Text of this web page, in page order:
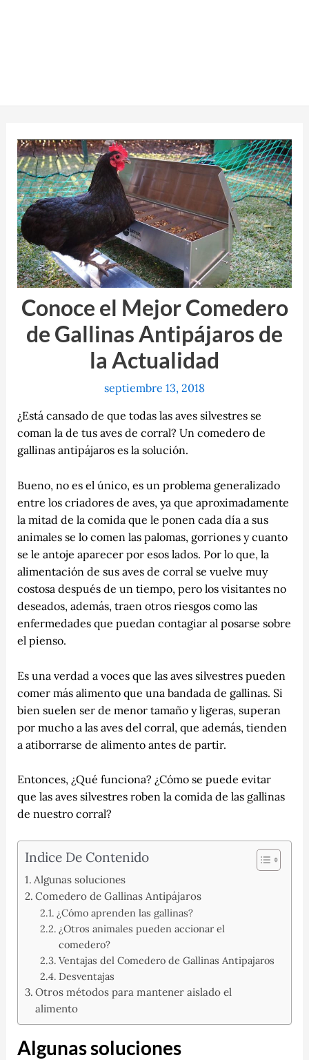
Conoce el Mejor Comedero
de Gallinas Antipájaros de
la Actualidad
septiembre 13, 2018
¿Está cansado de que todas las aves silvestres se
coman la de tus aves de corral? Un comedero de
gallinas antipájaros es la solución.
Bueno, no es el único, es un problema generalizado
entre los criadores de aves, ya que aproximadamente
la mitad de la comida que le ponen cada día a sus
animales se lo comen las palomas, gorriones y cuanto
se le antoje aparecer por esos lados. Por lo que, la
alimentación de sus aves de corral se vuelve muy
costosa después de un tiempo, pero los visitantes no
deseados, además, traen otros riesgos como las
enfermedades que puedan contagiar al posarse sobre
el pienso.
Es una verdad a voces que las aves silvestres pueden
comer más alimento que una bandada de gallinas. Si
bien suelen ser de menor tamaño y ligeras, superan
por mucho a las aves del corral, que además, tienden
a atiborrarse de alimento antes de partir.
Entonces, ¿Qué funciona? ¿Cómo se puede evitar
que las aves silvestres roben la comida de las gallinas
de nuestro corral?
Indice De Contenido
Algunas soluciones
Comedero de Gallinas Antipájaros
¿Cómo aprenden las gallinas?
¿Otros animales pueden accionar el
comedero?
Ventajas del Comedero de Gallinas Antipajaros
Desventajas
Otros métodos para mantener aislado el
alimento
Algunas soluciones